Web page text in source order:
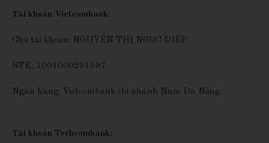
Tài khoản Vietcombank:
Chủ tài khoản: NGUYỄN THỊ NGỌC DIỆP
STK: 1001000291697
Ngân hàng: Vietcombank chi nhánh Nam Đà Nẵng.
Tài khoản Techcombank: